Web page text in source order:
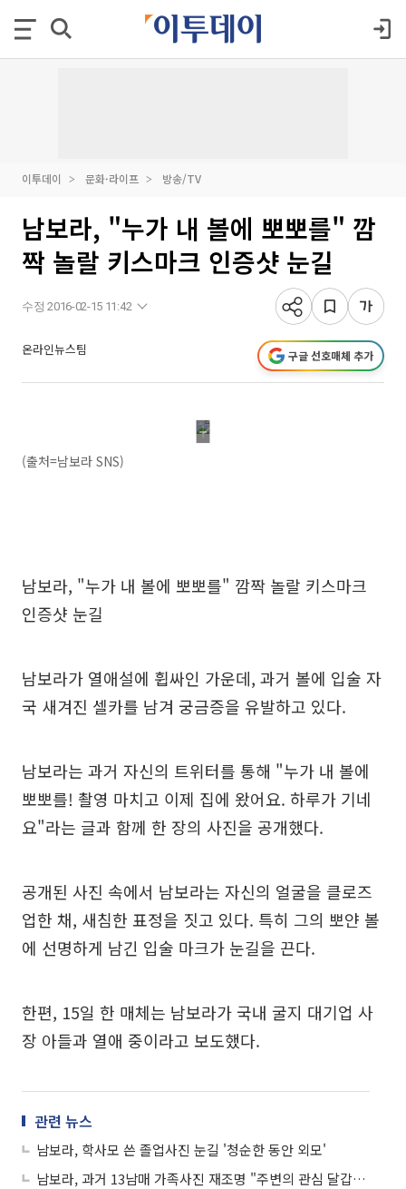
이투데이 문화·라이프 방송/TV
남보라, "누가 내 볼에 뽀뽀를" 깜
짝 놀랄 키스마크 인증샷 눈길
수정 2016-02-15 11:42
온라인뉴스팀 구글 선호매체 추가
(출처=남보라 SNS)
남보라, "누가 내 볼에 뽀뽀를" 깜짝 놀랄 키스마크
인증샷 눈길
남보라가 열애설에 휩싸인 가운데, 과거 볼에 입술 자
국 새겨진 셀카를 남겨 궁금증을 유발하고 있다.
남보라는 과거 자신의 트위터를 통해 "누가 내 볼에
뽀뽀를! 촬영 마치고 이제 집에 왔어요. 하루가 기네
요"라는 글과 함께 한 장의 사진을 공개했다.
공개된 사진 속에서 남보라는 자신의 얼굴을 클로즈
업한 채, 새침한 표정을 짓고 있다. 특히 그의 뽀얀 볼
에 선명하게 남긴 입술 마크가 눈길을 끈다.
한편, 15일 한 매체는 남보라가 국내 굴지 대기업 사
장 아들과 열애 중이라고 보도했다.
관련 뉴스
남보라, 학사모 쓴 졸업사진 눈길 '청순한 동안 외모'
남보라, 과거 13남매 가족사진 재조명 "주변의 관심 달갑지 않았다"